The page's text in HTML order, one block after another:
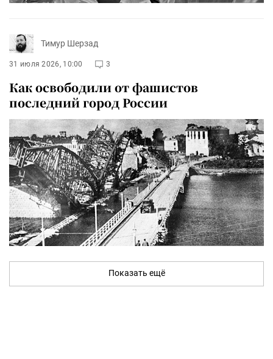
Тимур Шерзад
31 июля 2026, 10:00 3
Как освободили от фашистов
последний город России
Показать ещё